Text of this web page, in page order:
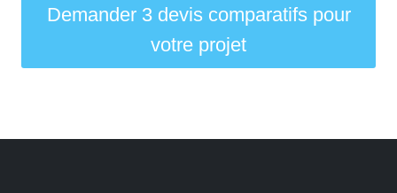
Demander 3 devis comparatifs pour
votre projet